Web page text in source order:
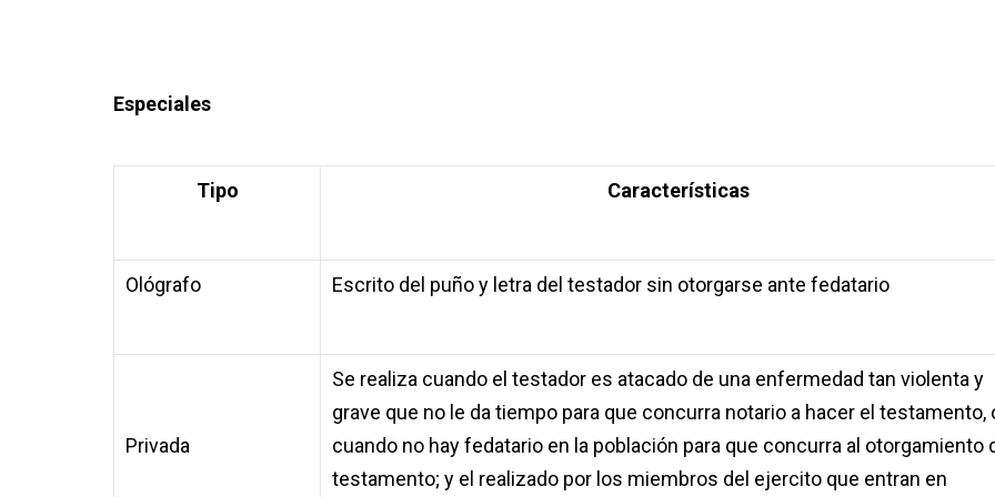
Especiales
Tipo Características
Ológrafo Escrito del puño y letra del testador sin otorgarse ante fedatario
Privada
Se realiza cuando el testador es atacado de una enfermedad tan violenta y
grave que no le da tiempo para que concurra notario a hacer el testamento,
cuando no hay fedatario en la población para que concurra al otorgamiento
testamento; y el realizado por los miembros del ejercito que entran en